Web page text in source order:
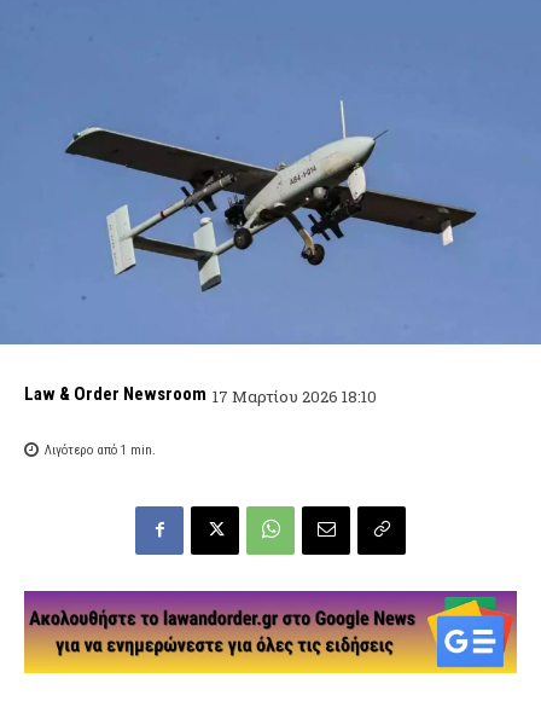
Law & Order Newsroom 17 Μαρτίου 2026 18:10
Λιγότερο από 1 min.